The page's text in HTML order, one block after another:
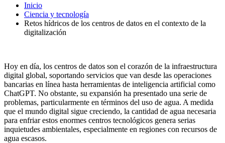
Inicio
Ciencia y tecnología
Retos hídricos de los centros de datos en el contexto de la
digitalización
Hoy en día, los centros de datos son el corazón de la infraestructura
digital global, soportando servicios que van desde las operaciones
bancarias en línea hasta herramientas de inteligencia artificial como
ChatGPT. No obstante, su expansión ha presentado una serie de
problemas, particularmente en términos del uso de agua. A medida
que el mundo digital sigue creciendo, la cantidad de agua necesaria
para enfriar estos enormes centros tecnológicos genera serias
inquietudes ambientales, especialmente en regiones con recursos de
agua escasos.